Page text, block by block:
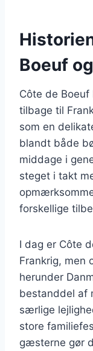
Boeuf
Côte de
tilbage til
som en
blandt både
middage i
steget i takt
forskellige
I dag er Côte
Frankrig, men
herunder
bestanddel af
særlige
store
gæsterne gør